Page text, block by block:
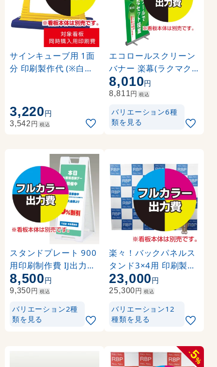
サインキューブ用 1面
分 印刷製作代 (※白無
3,220円
3,542円 税込
エコロールスクリーン
バナー 楽幕(ラクマク)
用 印刷製作代＋取付費
込み (※本体別売) 材質:
マット合成紙+片面ラ
ミネート【マット調】(
8,010円
8,811円 税込
バリエーション6種
類を見る
スタンドプレート 900
用印刷制作費 IJ出力＋
UVマットラミネート加
工込 【両面印刷】 ※看
8,500円
9,350円 税込
バリエーション2種
類を見る
楽々！バックパネルス
タンド3×4用 印刷製作
代 (※本体別売) トロマ
ット(2枚つなぎ) 正面
Print-19305-TM1)
23,000円
25,300円 税込
バリエーション12
種類を見る
-
5
%